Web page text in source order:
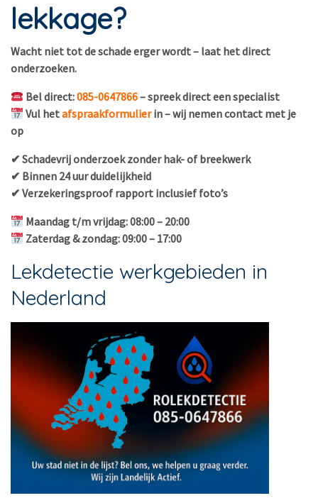
lekkage?
Wacht niet tot de schade erger wordt – laat het direct
onderzoeken.
Bel direct:085-0647866– spreek direct een specialist
Vul hetafspraakformulierin – wij nemen contact met je
op
✔ Schadevrij onderzoek zonder hak- of breekwerk
✔ Binnen 24 uur duidelijkheid
✔ Verzekeringsproof rapport inclusief foto’s
Maandag t/m vrijdag: 08:00 – 20:00
Zaterdag & zondag: 09:00 – 17:00
Lekdetectie werkgebieden in
Nederland